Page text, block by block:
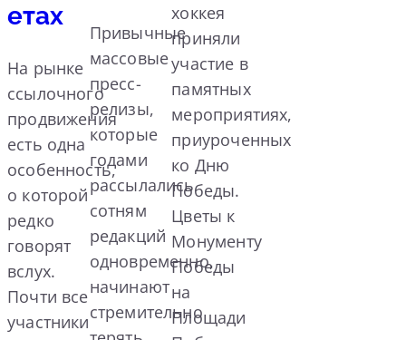
етах
На рынке
ссылочного
продвижения
есть одна
особенность,
о которой
редко
говорят
вслух.
Почти все
участники
Привычные
массовые
пресс-
релизы,
которые
годами
рассылались
сотням
редакций
одновременно,
начинают
стремительно
хоккея
приняли
участие в
памятных
мероприятиях,
приуроченных
ко Дню
Победы.
Цветы к
Монументу
Победы
на
Площади